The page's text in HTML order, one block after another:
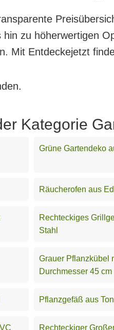
hin zu höherwertigen
Mit Entdeckejetzt
Kategorie
Grüne Gartendeko
Räucherofen aus
Rechteckiges
Stahl
Grauer Pflanzkübel
Durchmesser 45 cm
Pflanzgefäß aus Ton
Rechteckiger